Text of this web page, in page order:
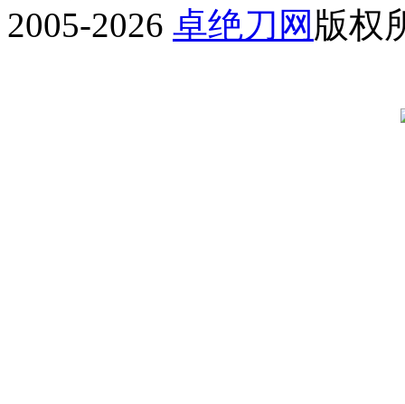
2005-2026 卓绝刀网 版权